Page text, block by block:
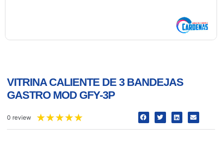
VITRINA CALIENTE DE 3 BANDEJAS
GASTRO MOD GFY-3P
0 review ★★★★★